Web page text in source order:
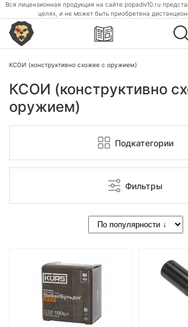
Вся лицензионная продукция на сайте popadiv10.ru
целях, и не может быть приобретена
КСОИ (конструктивно схожее с оружием)
КСОИ (конструктивно
оружием)
Подкатегории
Фильтры